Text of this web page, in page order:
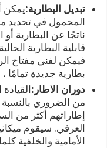
تبديل البطارية:يمكن
المحمول في تحديد
ناتجًا عن البطارية
قابلية البطارية
فيمكن لفني مفتاح
بطارية جديدة تمامًا
دوران الاطار:
من الضروري
إطاراتهم أكثر من
العرفي. سيقوم
الأمامية والخلفية كلما